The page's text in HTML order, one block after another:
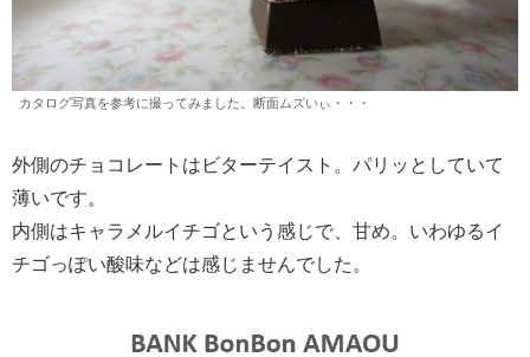
カタログ写真を参考に撮ってみました。断面ムズいぃ・・・
外側のチョコレートはビターテイスト。パリッとしていて
薄いです。
内側はキャラメルイチゴという感じで、甘め。いわゆるイ
チゴっぽい酸味などは感じませんでした。